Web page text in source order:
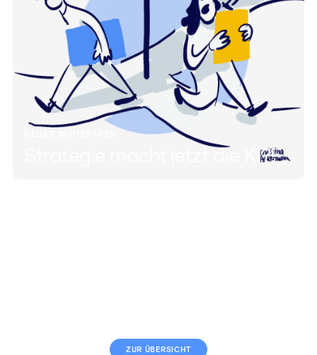
Strategie macht jetzt die KI?!
ZUR ÜBERSICHT